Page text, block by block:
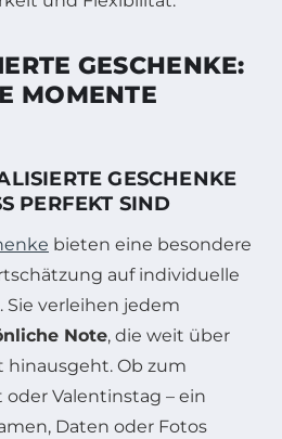
GESCHENKE:
MOMENTE
GESCHENKE
PERFEKT SIND
bieten eine besondere
auf individuelle
Sie verleihen jedem
Note, die weit über
Ob zum
Valentinstag – ein
Daten oder Fotos